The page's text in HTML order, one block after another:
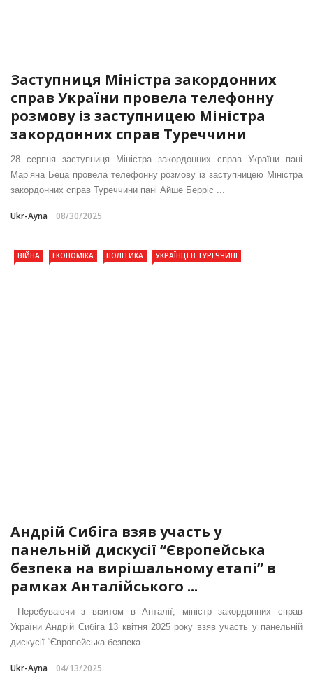
Заступниця Міністра закордонних
справ України провела телефонну
розмову із заступницею Міністра
закордонних справ Туреччини
28 серпня заступниця Міністра закордонних справ України пані
Мар’яна Беца провела телефонну розмову із заступницею Міністра
закордонних справ Туреччини пані Айше Берріс ...
Ukr-Ayna 08/30/2025
ВІЙНА ЕКОНОМІКА ПОЛІТИКА УКРАЇНЦІ В ТУРЕЧЧИНІ
Андрій Сибіга взяв участь у
панельній дискусії “Європейська
безпека на вирішальному етапі” в
рамках Анталійського ...
Перебуваючи з візитом в Анталії, міністр закордонних справ
України Андрій Сибіга 13 квітня 2025 року взяв участь у панельній
дискусії “Європейська безпека ...
Ukr-Ayna 04/13/2025